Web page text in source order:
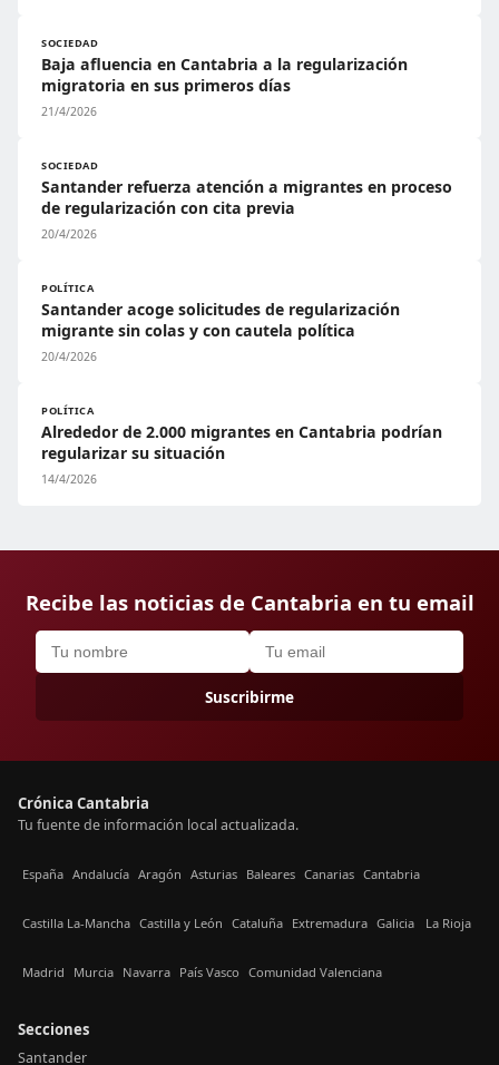
SOCIEDAD
Baja afluencia en Cantabria a la regularización
migratoria en sus primeros días
21/4/2026
SOCIEDAD
Santander refuerza atención a migrantes en proceso
de regularización con cita previa
20/4/2026
POLÍTICA
Santander acoge solicitudes de regularización
migrante sin colas y con cautela política
20/4/2026
POLÍTICA
Alrededor de 2.000 migrantes en Cantabria podrían
regularizar su situación
14/4/2026
Recibe las noticias de Cantabria en tu email
Suscribirme
Crónica Cantabria
Tu fuente de información local actualizada.
España Andalucía Aragón Asturias Baleares Canarias Cantabria
Castilla La-Mancha Castilla y León Cataluña Extremadura Galicia La Rioja
Madrid Murcia Navarra País Vasco Comunidad Valenciana
Secciones
Santander